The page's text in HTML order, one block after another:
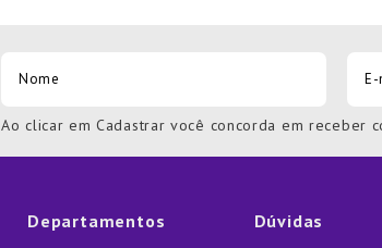
Ao clicar em Cadastrar você concorda em receber
Departamentos Dúvidas